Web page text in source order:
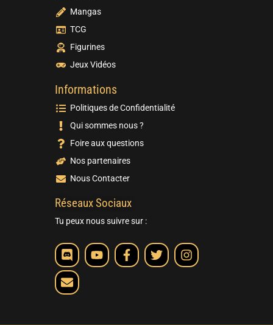
Mangas
TCG
Figurines
Jeux Vidéos
Informations
Politiques de Confidentialité
Qui sommes nous ?
Foire aux questions
Nos partenaires
Nous Contacter
Réseaux Sociaux
Tu peux nous suivre sur :